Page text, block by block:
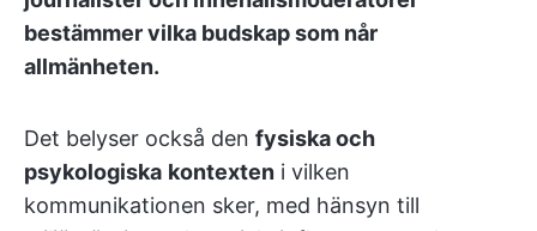
bestämmer vilka budskap som når
allmänheten.
Det belyser också den fysiska och
psykologiska kontexten i vilken
kommunikationen sker, med hänsyn till